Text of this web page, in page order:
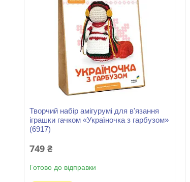
Творчий набір амігурумі для в'язання
іграшки гачком «Україночка з гарбузом»
(6917)
749 ₴
Готово до відправки